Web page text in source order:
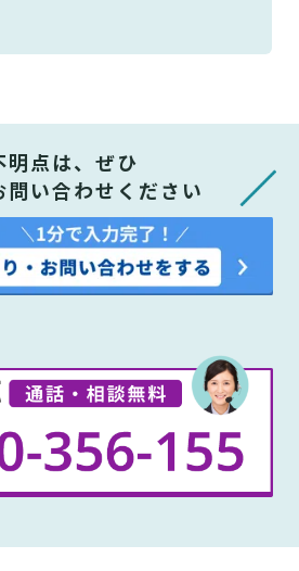
明点は、ぜひ
問い合わせください